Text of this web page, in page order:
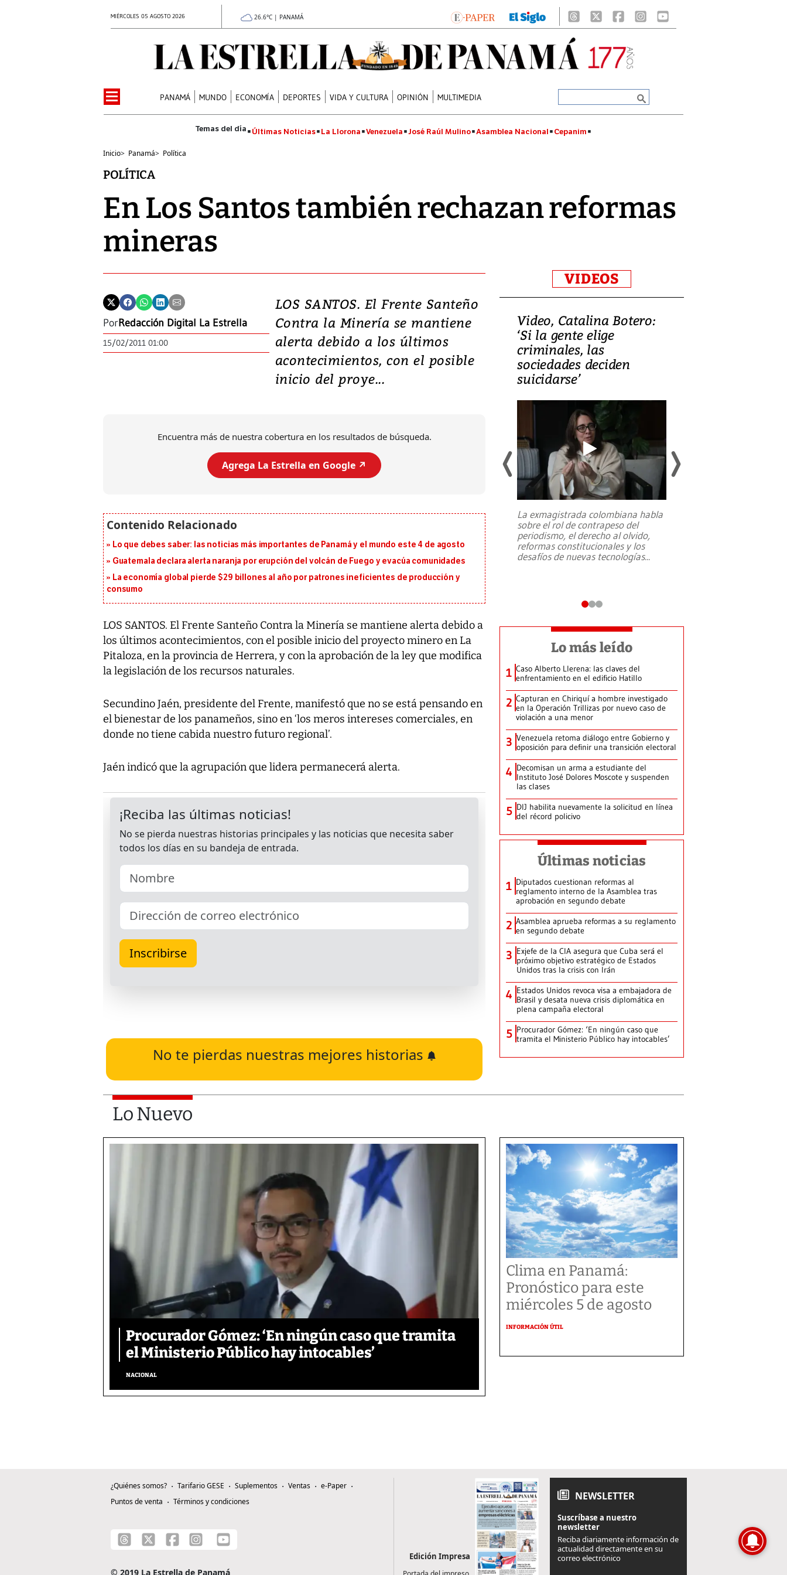
MIÉRCOLES 05 AGOSTO 2026 26.6°C | PANAMÁ
PANAMÁ MUNDO ECONOMÍA DEPORTES VIDA Y CULTURA OPINIÓN MULTIMEDIA
Últimas Noticias La Llorona Venezuela José Raúl Mulino Asamblea Nacional Cepanim
Inicio> Panamá> Política
POLÍTICA
En Los Santos también rechazan reformas
mineras
PorRedacción Digital La Estrella
15/02/2011 01:00
LOS SANTOS. El Frente Santeño
Contra la Minería se mantiene
alerta debido a los últimos
acontecimientos, con el posible
inicio del proye...
Encuentra más de nuestra cobertura en los resultados de búsqueda.
Agrega La Estrella en Google ↗️
Lo que debes saber: las noticias más importantes de Panamá y el mundo este 4 de agosto
Guatemala declara alerta naranja por erupción del volcán de Fuego y evacúa comunidades
La economía global pierde $29 billones al año por patrones ineficientes de producción y
consumo
LOS SANTOS. El Frente Santeño Contra la Minería se mantiene alerta debido a
los últimos acontecimientos, con el posible inicio del proyecto minero en La
Pitaloza, en la provincia de Herrera, y con la aprobación de la ley que modifica
la legislación de los recursos naturales.
Secundino Jaén, presidente del Frente, manifestó que no se está pensando en
el bienestar de los panameños, sino en ‘los meros intereses comerciales, en
donde no tiene cabida nuestro futuro regional’.
Jaén indicó que la agrupación que lidera permanecerá alerta.
No te pierdas nuestras mejores historias
VIDEOS
Video, Japón: Terremoto
deja heridos y graves
daños en Kumamoto
al sur de Japón, provocando una
Video, Catalina Botero:
‘Si la gente elige
criminales, las
sociedades deciden
suicidarse’
La exmagistrada colombiana habla
sobre el rol de contrapeso del
periodismo, el derecho al olvido,
reformas constitucionales y los
desafíos de nuevas tecnologías...
Lo más leído
1 Caso Alberto Llerena: las claves del
enfrentamiento en el edificio Hatillo
2 Capturan en Chiriquí a hombre investigado
en la Operación Trillizas por nuevo caso de
violación a una menor
3 Venezuela retoma diálogo entre Gobierno y
oposición para definir una transición electoral
4 Decomisan un arma a estudiante del
Instituto José Dolores Moscote y suspenden
las clases
5 DIJ habilita nuevamente la solicitud en línea
del récord policivo
Últimas noticias
1 Diputados cuestionan reformas al
reglamento interno de la Asamblea tras
aprobación en segundo debate
2 Asamblea aprueba reformas a su reglamento
en segundo debate
3 Exjefe de la CIA asegura que Cuba será el
próximo objetivo estratégico de Estados
Unidos tras la crisis con Irán
4 Estados Unidos revoca visa a embajadora de
Brasil y desata nueva crisis diplomática en
plena campaña electoral
5 Procurador Gómez: ‘En ningún caso que
tramita el Ministerio Público hay intocables’
Lo Nuevo
Procurador Gómez: ‘En ningún caso que tramita
el Ministerio Público hay intocables’
NACIONAL
Clima en Panamá:
Pronóstico para este
miércoles 5 de agosto
INFORMACIÓN ÚTIL
¿Quiénes somos? Tarifario GESE Suplementos Ventas
e-Paper
Puntos de venta
Términos y condiciones
© 2019 La Estrella de Panamá
Edición Impresa
NEWSLETTER
Suscríbase a nuestro
newsletter
Reciba diariamente información de
actualidad directamente en su
correo electrónico